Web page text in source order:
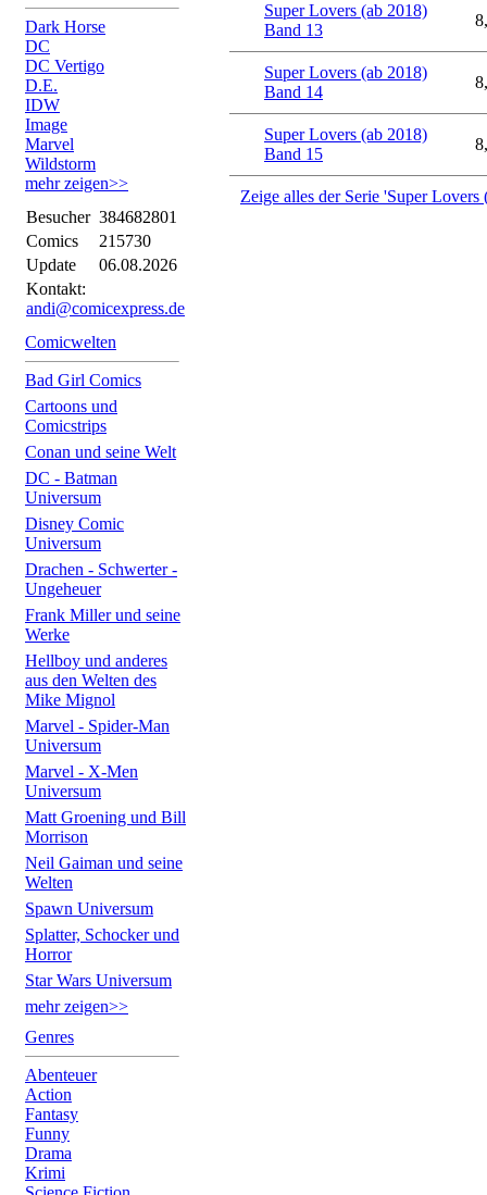
Dark Horse
DC
DC Vertigo
D.E.
IDW
Image
Marvel
Wildstorm
mehr zeigen>>
Besucher 384682801
Comics
215730
Update
06.08.2026
Kontakt:
andi@comicexpress.de
Comicwelten
Bad Girl Comics
Cartoons und
Comicstrips
Conan und seine Welt
DC - Batman
Universum
Disney Comic
Universum
Drachen - Schwerter -
Ungeheuer
Frank Miller und seine
Werke
Hellboy und anderes
aus den Welten des
Mike Mignol
Marvel - Spider-Man
Universum
Marvel - X-Men
Universum
Matt Groening und Bill
Morrison
Neil Gaiman und seine
Welten
Spawn Universum
Splatter, Schocker und
Horror
Star Wars Universum
mehr zeigen>>
Genres
Abenteuer
Action
Fantasy
Funny
Drama
Krimi
Super Lovers (ab 2018)
Band 13
Super Lovers (ab 2018)
Band 14
Super Lovers (ab 2018)
Band 15
Zeige alles der Serie 'Super Lovers